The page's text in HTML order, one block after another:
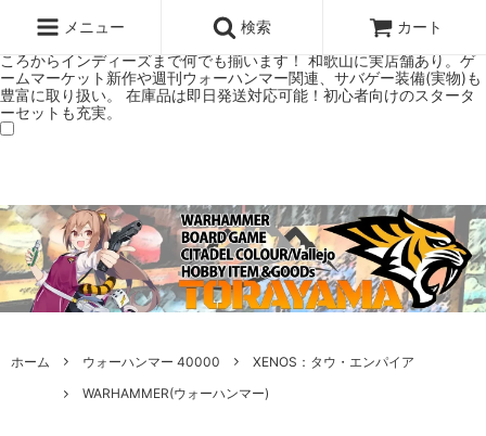
ミアムショップTORAYAMA。通販・オンラインショップです！ ウォー
ハンマーとボードゲームのことなら当店へ！ボードゲームもメジャーど
ころからインディーズまで何でも揃います！ 和歌山に実店舗あり。ゲ
ームマーケット新作や週刊ウォーハンマー関連、サバゲー装備(実物)も
豊富に取り扱い。 在庫品は即日発送対応可能！初心者向けのスタータ
ーセットも充実。
メニュー 検索 カート
ホーム ウォーハンマー 40000
XENOS：タウ・エンパイア
WARHAMMER(ウォーハンマー)